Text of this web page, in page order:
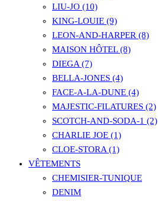
LIU-JO (10)
KING-LOUIE (9)
LEON-AND-HARPER (8)
MAISON HÔTEL (8)
DIEGA (7)
BELLA-JONES (4)
FACE-A-LA-DUNE (4)
MAJESTIC-FILATURES (2)
SCOTCH-AND-SODA-1 (2)
CHARLIE JOE (1)
CLOE-STORA (1)
VÊTEMENTS
CHEMISIER-TUNIQUE
DENIM